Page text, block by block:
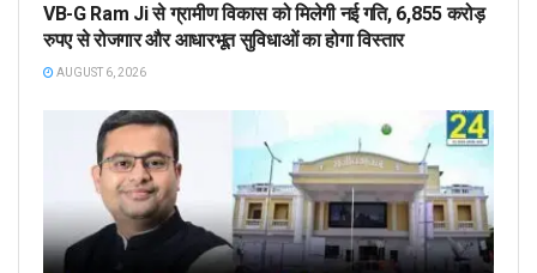
VB-G Ram Ji से ग्रामीण विकास को मिलेगी नई गति, 6,855 करोड़
रुपए से रोजगार और आधारभूत सुविधाओं का होगा विस्तार
AUGUST 6, 2026